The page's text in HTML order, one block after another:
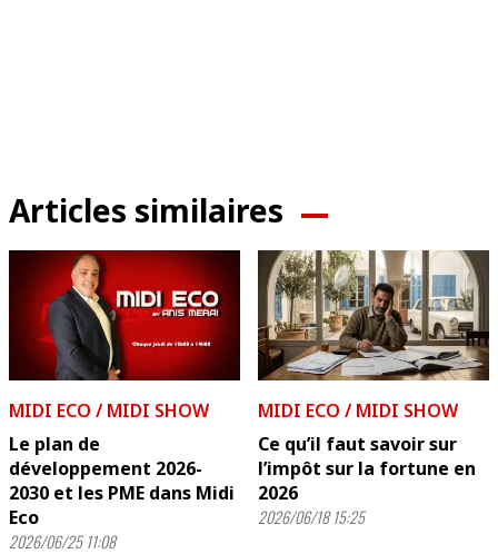
Articles similaires
MIDI ECO / MIDI SHOW
Le plan de
développement 2026-
2030 et les PME dans Midi
Eco
2026/06/25 11:08
MIDI ECO / MIDI SHOW
Ce qu’il faut savoir sur
l’impôt sur la fortune en
2026
2026/06/18 15:25